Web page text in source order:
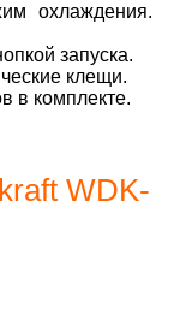
охлаждения.
запуска.
клещи.
в комплекте.
WDK-